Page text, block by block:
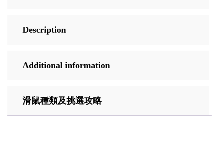
Description
Additional information
滑鼠種類及挑選攻略